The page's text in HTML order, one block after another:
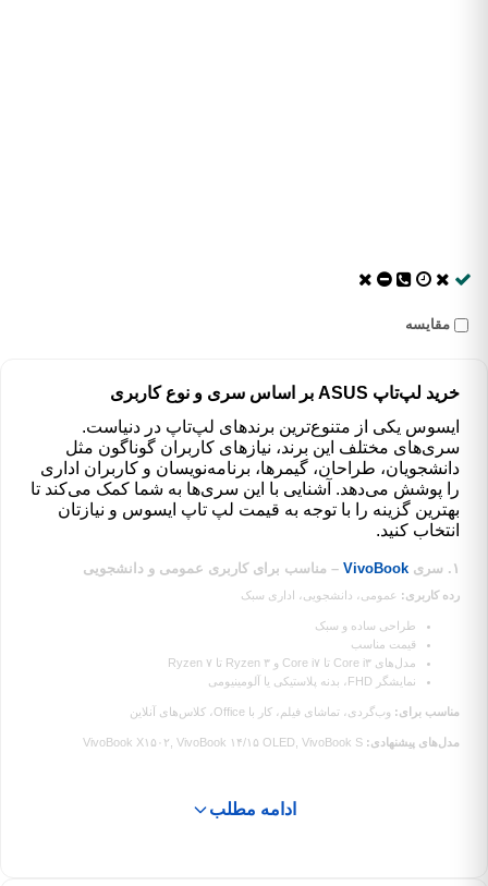
مقایسه
خرید لپ‌تاپ‌ ASUS بر اساس سری و نوع کاربری
ایسوس یکی از متنوع‌ترین برندهای لپ‌تاپ در دنیاست.
سری‌های مختلف این برند، نیازهای کاربران گوناگون مثل
دانشجویان، طراحان، گیمرها، برنامه‌نویسان و کاربران اداری
را پوشش می‌دهد. آشنایی با این سری‌ها به شما کمک می‌کند تا
بهترین گزینه را با توجه به قیمت لپ تاپ ایسوس و نیازتان
انتخاب کنید.
۱. سری VivoBook – مناسب برای کاربری عمومی و دانشجویی
رده کاربری: عمومی، دانشجویی، اداری سبک
طراحی ساده و سبک
قیمت مناسب
مدل‌های Core i۳ تا Core i۷ و Ryzen ۳ تا Ryzen ۷
نمایشگر FHD، بدنه پلاستیکی یا آلومینیومی
مناسب برای: وب‌گردی، تماشای فیلم، کار با Office، کلاس‌های آنلاین
مدل‌های پیشنهادی:
ادامه مطلب